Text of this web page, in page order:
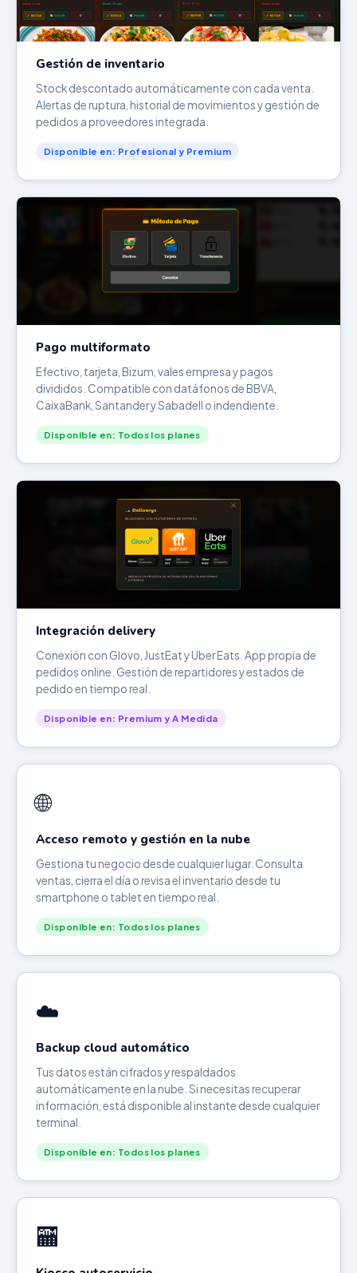
Gestión de inventario
Stock descontado automáticamente con cada venta.
Alertas de ruptura, historial de movimientos y gestión de
pedidos a proveedores integrada.
Disponible en: Profesional y Premium
Pago multiformato
Efectivo, tarjeta, Bizum, vales empresa y pagos
divididos. Compatible con datáfonos de BBVA,
CaixaBank, Santander y Sabadell o indendiente.
Disponible en: Todos los planes
Integración delivery
Conexión con Glovo, JustEat y Uber Eats. App propia de
pedidos online. Gestión de repartidores y estados de
pedido en tiempo real.
Disponible en: Premium y A Medida
🌐
Acceso remoto y gestión en la nube
Gestiona tu negocio desde cualquier lugar. Consulta
ventas, cierra el día o revisa el inventario desde tu
smartphone o tablet en tiempo real.
Disponible en: Todos los planes
☁️
Backup cloud automático
Tus datos están cifrados y respaldados
automáticamente en la nube. Si necesitas recuperar
información, está disponible al instante desde cualquier
terminal.
Disponible en: Todos los planes
🏧